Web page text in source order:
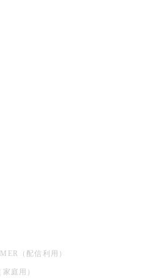
（配信利用）
庭用）